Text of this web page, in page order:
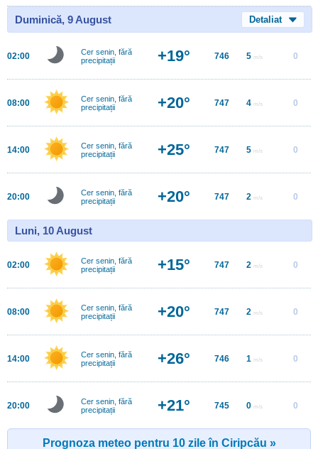
Duminică, 9 August Detaliat
02:00
Cer senin, fără
precipitații
+19° 746 5 m/s 0
08:00
Cer senin, fără
precipitații
+20° 747 4 m/s 0
14:00
Cer senin, fără
precipitații
+25° 747 5 m/s 0
20:00
Cer senin, fără
precipitații
+20° 747 2 m/s 0
Luni, 10 August
02:00
Cer senin, fără
precipitații
+15° 747 2 m/s 0
08:00
Cer senin, fără
precipitații
+20° 747 2 m/s 0
14:00
Cer senin, fără
precipitații
+26° 746 1 m/s 0
20:00
Cer senin, fără
precipitații
+21° 745 0 m/s 0
Prognoza meteo pentru 10 zile în Ciripcău »